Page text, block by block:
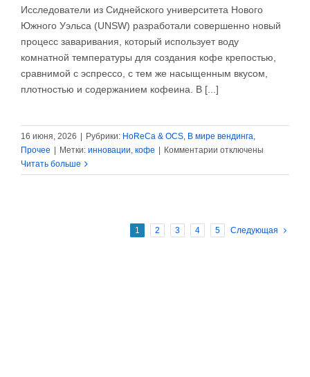
Исследователи из Сиднейского университета Нового
Южного Уэльса (UNSW) разработали совершенно новый
процесс заваривания, который использует воду
комнатной температуры для создания кофе крепостью,
сравнимой с эспрессо, с тем же насыщенным вкусом,
плотностью и содержанием кофеина. В [...]
16 июня, 2026 | Рубрики: HoReCa & OCS В мире вендинга
Прочее | Метки: инновации кофе | Комментарии к
Австралийцы
помощью
отключены
Читать больше
1 2 3 4 5 Следующая